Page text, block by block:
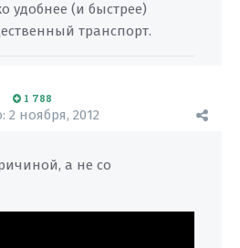
удобнее (и быстрее)
транспорт.
1 788
2 ноября, 2012
а не со